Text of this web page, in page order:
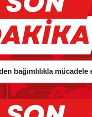
bağımlılıkla mücadele